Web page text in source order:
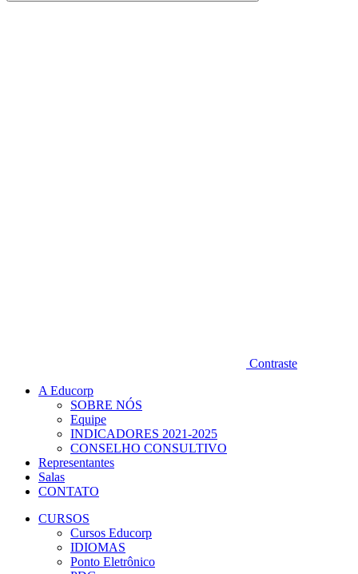
Buscar
Contraste
A Educorp
SOBRE NÓS
Equipe
INDICADORES 2021-2025
CONSELHO CONSULTIVO
Representantes
Salas
CONTATO
CURSOS
Cursos Educorp
IDIOMAS
Ponto Eletrônico